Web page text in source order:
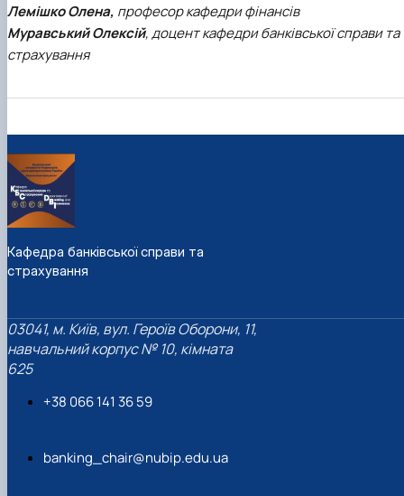
Лемішко Олена, професор кафедри фінансів
Муравський Олексій, доцент кафедри банківської справи та
страхування
Кафедра банківської справи та
страхування
03041, м. Київ, вул. Героїв Оборони, 11,
навчальний корпус № 10, кімната
625
+38 066 141 36 59
banking_chair@nubip.edu.ua